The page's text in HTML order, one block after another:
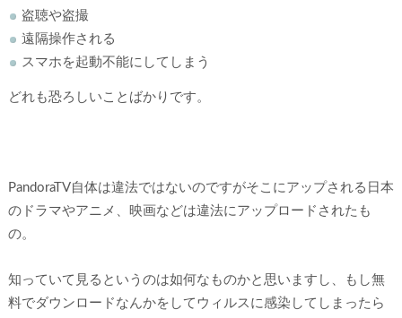
盗聴や盗撮
遠隔操作される
スマホを起動不能にしてしまう
どれも恐ろしいことばかりです。
PandoraTV自体は違法ではないのですがそこにアップされる日本
のドラマやアニメ、映画などは違法にアップロードされたも
の。
知っていて見るというのは如何なものかと思いますし、もし無
料でダウンロードなんかをしてウィルスに感染してしまったら